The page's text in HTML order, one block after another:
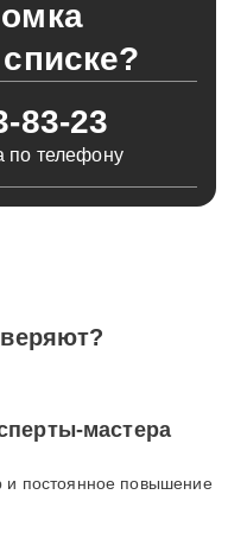
83-23
по телефону
мастера
и постоянное повышение